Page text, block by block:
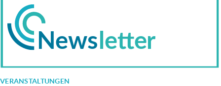
VERANSTALTUNGEN